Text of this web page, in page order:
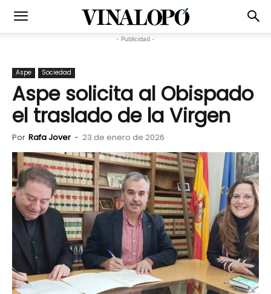
- Publicidad -
Aspe Sociedad
Aspe solicita al Obispado
el traslado de la Virgen
Por Rafa Jover - 23 de enero de 2026